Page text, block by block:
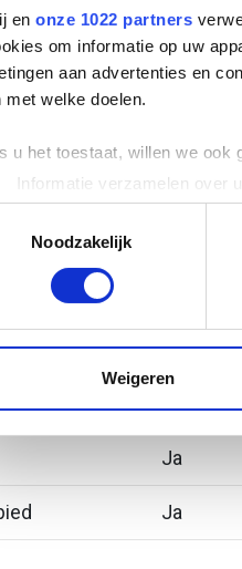
en onze 1022 partners
om informatie op uw
aan advertenties en
met welke doelen.
u het toestaat, willen we ook
Informatie verzamelen over
Uw apparaat identificeren
meer over hoe uw
op elk moment
te analyseren.
adverteren en analyse.
Noodzakelijk
Weigeren
verzinkt)
Overig
19
Nee
Ja
Ja